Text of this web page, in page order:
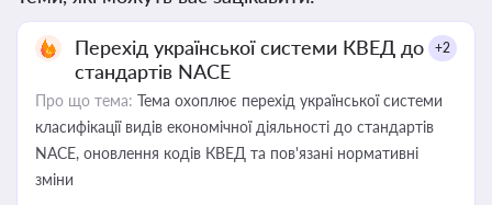
Перехід української системи КВЕД до
стандартів NACE
+2
Про що тема: Тема охоплює перехід української системи
класифікації видів економічної діяльності до стандартів
NACE, оновлення кодів КВЕД та пов'язані нормативні
зміни